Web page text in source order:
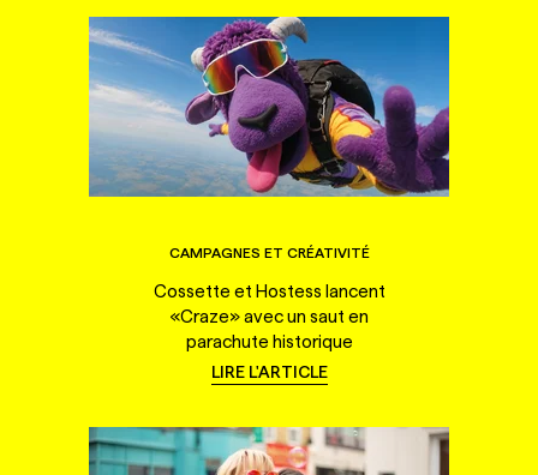
CAMPAGNES ET CRÉATIVITÉ
Cossette et Hostess lancent
«Craze» avec un saut en
parachute historique
LIRE L'ARTICLE